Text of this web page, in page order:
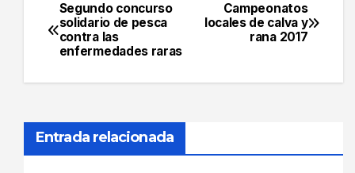
Navegación
de
entradas
Campeonatos
locales de calva y
rana 2017
Segundo concurso
solidario de pesca
contra las
enfermedades raras
Entrada relacionada